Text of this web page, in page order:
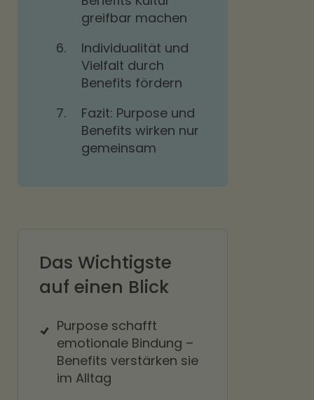
greifbar machen
6.
Individualität und
Vielfalt durch
Benefits fördern
7.
Fazit: Purpose und
Benefits wirken nur
gemeinsam
Das Wichtigste
auf einen Blick
Purpose schafft
emotionale Bindung –
Benefits verstärken sie
im Alltag